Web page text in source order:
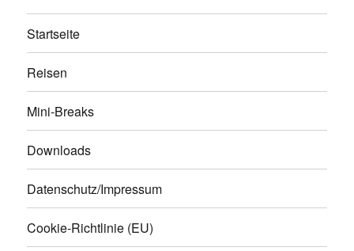
Startseite
Reisen
Mini-Breaks
Downloads
Datenschutz/Impressum
Cookie-Richtlinie (EU)